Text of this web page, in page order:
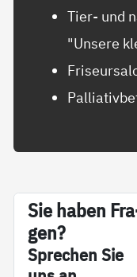
Tier- und
"Unsere
Sie ha­ben
gen?
Sp­re­chen Sie